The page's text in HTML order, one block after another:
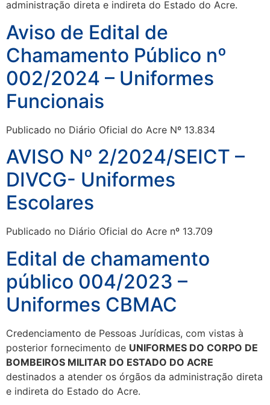
administração direta e indireta do Estado do Acre.
Aviso de Edital de
Chamamento Público nº
002/2024 – Uniformes
Funcionais
Publicado no Diário Oficial do Acre Nº 13.834
AVISO Nº 2/2024/SEICT –
DIVCG- Uniformes
Escolares
Publicado no Diário Oficial do Acre nº 13.709
Edital de chamamento
público 004/2023 –
Uniformes CBMAC
Credenciamento de Pessoas Jurídicas, com vistas à
posterior fornecimento de UNIFORMES DO CORPO DE
BOMBEIROS MILITAR DO ESTADO DO ACRE
destinados a atender os órgãos da administração direta
e indireta do Estado do Acre.